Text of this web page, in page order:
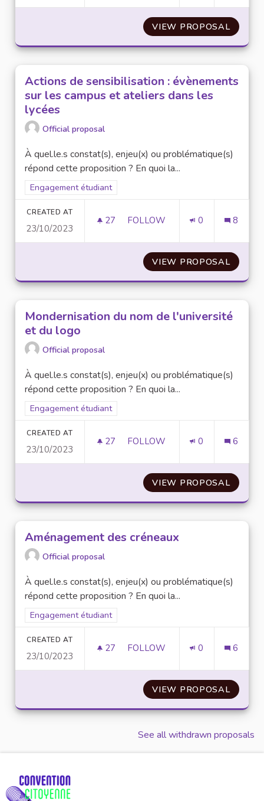
VIEW PROPOSAL
Actions de sensibilisation : évènements
sur les campus et ateliers dans les
lycées
Official proposal
À quel.le.s constat(s), enjeu(x) ou problématique(s)
répond cette proposition ? En quoi la...
Filter results for scope: Engagement étudiant
Engagement étudiant
CREATED AT
23/10/2023
27 27 FOLLOWERS
FOLLOW 0 8
VIEW PROPOSAL
Mondernisation du nom de l'université
et du logo
Official proposal
À quel.le.s constat(s), enjeu(x) ou problématique(s)
répond cette proposition ? En quoi la...
Filter results for scope: Engagement étudiant
Engagement étudiant
CREATED AT
23/10/2023
27 27 FOLLOWERS
FOLLOW 0 6
VIEW PROPOSAL
Aménagement des créneaux
Official proposal
À quel.le.s constat(s), enjeu(x) ou problématique(s)
répond cette proposition ? En quoi la...
Filter results for scope: Engagement étudiant
Engagement étudiant
CREATED AT
23/10/2023
27 27 FOLLOWERS
FOLLOW 0 6
VIEW PROPOSAL
See all withdrawn proposals